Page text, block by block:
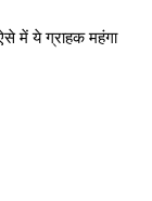
में ये ग्राहक महंगा